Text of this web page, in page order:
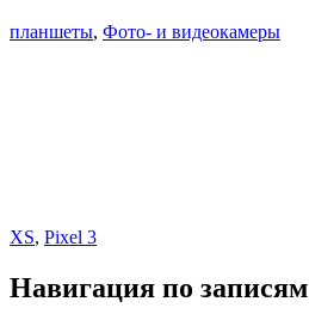
планшеты, Фото- и видеокамеры
XS, Pixel 3
Навигация по записям